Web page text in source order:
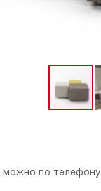
можно по телефону